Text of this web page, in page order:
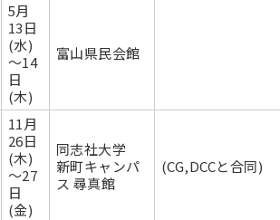
5月
13日
(水)
～14
日
(木)
富山県民会館
11月
26日
(木)
～27
日
(金)
同志社大学
新町キャンパ
ス 尋真館
(CG,DCCと合同)